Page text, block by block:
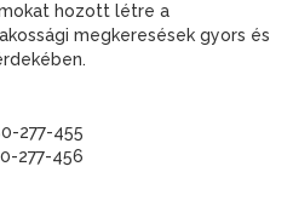
hozott létre a
megkeresések gyors és
277-455
277-456